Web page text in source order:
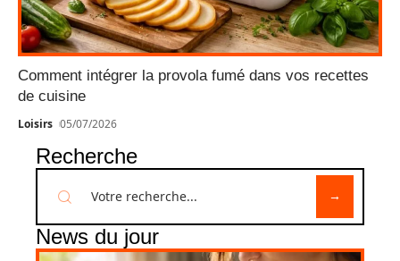
Comment intégrer la provola fumé dans vos recettes
de cuisine
Loisirs 05/07/2026
Recherche
News du jour